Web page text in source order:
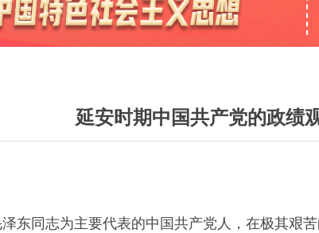
先锋模范 学史明理 经典常读
延安时期中国共产党的政绩
东同志为主要代表的中国共产党人，在极其艰